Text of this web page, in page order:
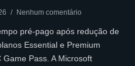
Nenhum comentário
pré-pago após redução de
Essential e Premium
Pass. A Microsoft